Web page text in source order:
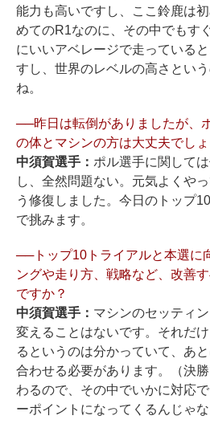
能力も高いですし、ここ鈴鹿は
めてのR1なのに、その中でもす
にいいアベレージで走っている
すし、世界のレベルの高さとい
ね。
──昨日は転倒がありましたが、
の体とマシンの方は大丈夫でしょ
中須賀選手： ポル選手に関して
し、全然問題ない。元気よくや
う修復しました。今日のトップ
で挑みます。
──トップ10トライアルと本選に
ングや走り方、戦略など、改善
ですか？
中須賀選手： マシンのセッティ
変えることはないです。それだ
るというのは分かっていて、あ
合わせる必要があります。（決
わるので、その中でいかに対応
ーポイントになってくるんじゃな